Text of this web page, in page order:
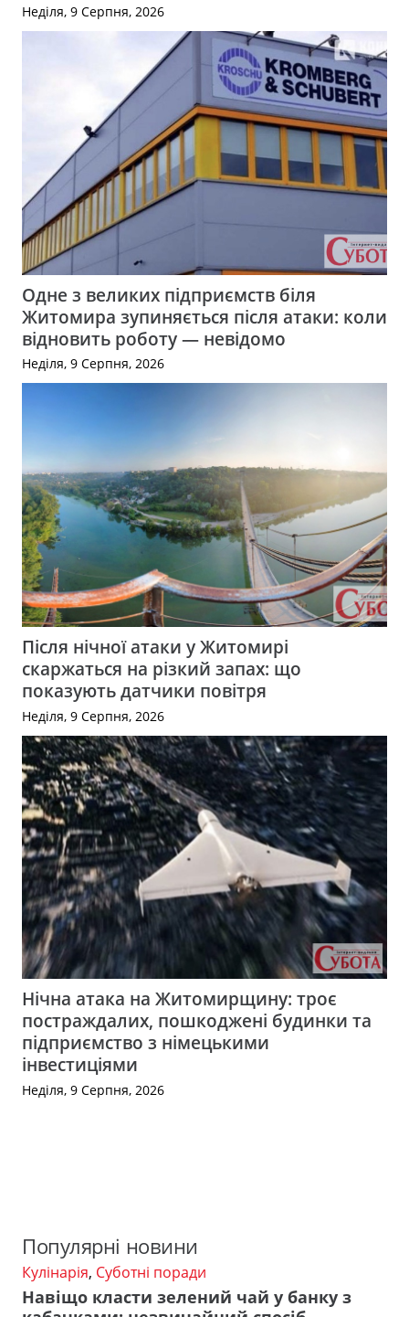
Неділя, 9 Серпня, 2026
Одне з великих підприємств біля
Житомира зупиняється після атаки: коли
відновить роботу — невідомо
Неділя, 9 Серпня, 2026
Після нічної атаки у Житомирі
скаржаться на різкий запах: що
показують датчики повітря
Неділя, 9 Серпня, 2026
Нічна атака на Житомирщину: троє
постраждалих, пошкоджені будинки та
підприємство з німецькими
інвестиціями
Неділя, 9 Серпня, 2026
Популярні новини
Кулінарія, Суботні поради
Навіщо класти зелений чай у банку з